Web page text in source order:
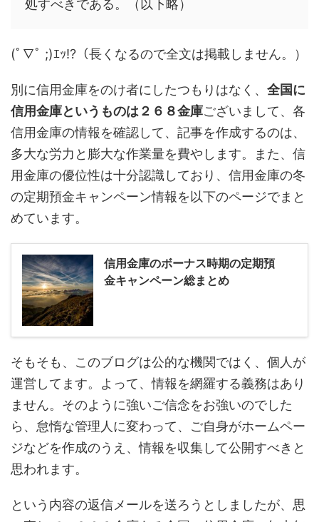
処すべきである。（以下略）
(ﾟ∇ﾟ ;)ｴｯ!?（長くなるので全文は掲載しません。）
別に信用金庫をのけ者にしたつもりはなく、 全国に
信用金庫というものは２６８金庫ございまして、各
信用金庫の情報を確認して、記事を作成するのは、
多大な労力と膨大な作業量を費やします。また、信
用金庫の優位性は十分認識しており、信用金庫の冬
の定期預金キャンペーン情報を以下のページでまと
めています。
信用金庫のボーナス時期の定期預
金キャンペーン総まとめ
そもそも、このブログは公的な機関ではく、個人が
運営してます。よって、情報を網羅する義務はあり
ません。そのように強いご信念をお強いのでした
ら、怠惰な管理人に変わって、ご自身がホームペー
ジなどを作成のうえ、情報を収集して公開すべきと
思われます。
という内容の返信メールを送ろうとしましたが、思